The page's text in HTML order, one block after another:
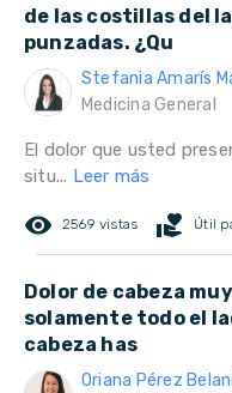
de las costillas del
punzadas. ¿Qu
Stefania Amarís
Medicina General
El dolor que usted
situ... Leer más
remove_red_eye 2569 vistas volunteer_activism Útil
Dolor de cabeza
solamente todo el
cabeza has
Oriana Pérez